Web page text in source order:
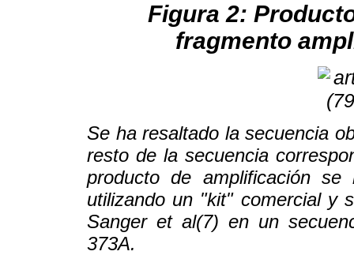
Figura 2:
fragmento
Se ha resaltado la secuencia
resto de la secuencia
producto de amplificación
utilizando un "kit" comercial y
Sanger et al(7) en un
373A.